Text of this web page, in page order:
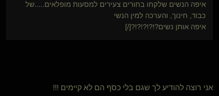
איפה הנשים שלקחו בחורים צעירים למסעות מופלאים.....של
כבוד, חינוך, והערכה למין הנשי
איפה אותן נשים?!?!?!?!?[/]
אני רוצה להודיע לך שגם בלי כסף הם לא קיימים !!!